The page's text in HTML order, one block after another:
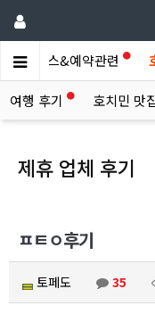
휴서비스&예약관련
여행 후기 호치민 맛
제휴 업체 후기
ㅍㅌㅇ후기
토페도 35